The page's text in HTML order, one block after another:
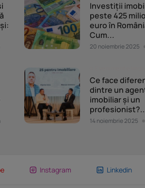
Investiții
peste 425
euro în
Cum...
20 noiembrie 2025
Ce face
dintre un
imobiliar și un
14 noiembrie 2025
Instagram Linkedin